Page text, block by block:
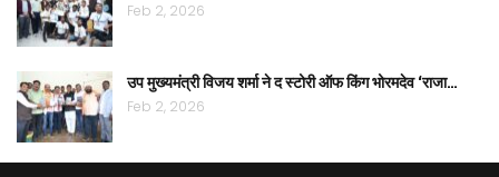
Feb 2, 2026
उप मुख्यमंत्री विजय शर्मा ने द स्टोरी ऑफ किंग भोरमदेव ‘राजा…
Feb 2, 2026